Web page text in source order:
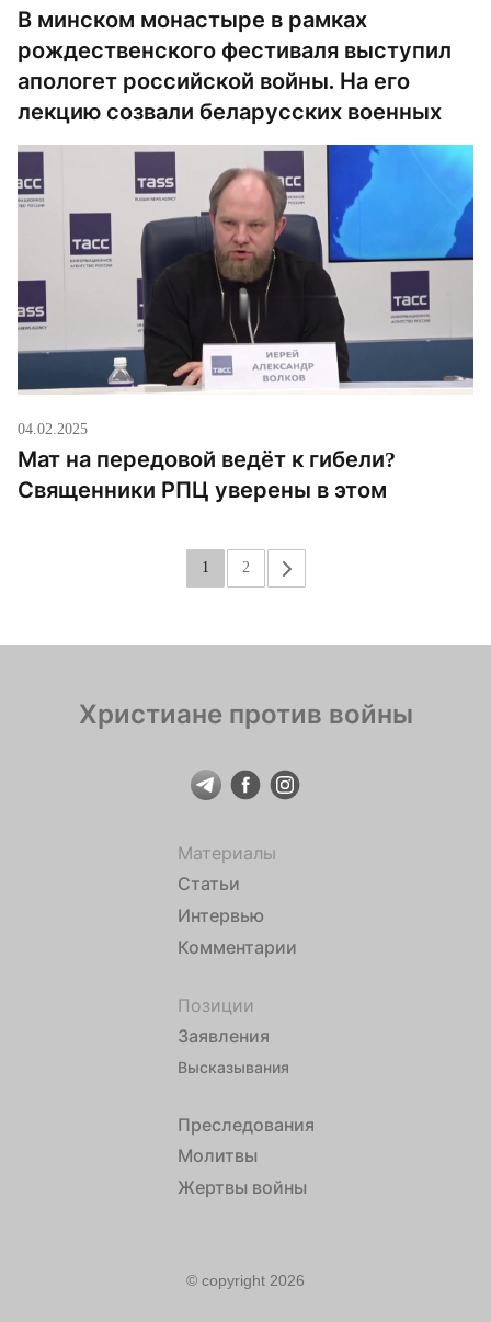
В минском монастыре в рамках
рождественского фестиваля выступил
апологет российской войны. На его
лекцию созвали беларусских военных
04.02.2025
Мат на передовой ведёт к гибели?
Священники РПЦ уверены в этом
1 2 »
Христиане против войны
Материалы
Статьи
Интервью
Комментарии
Позиции
Заявления
Высказывания
Преследования
Молитвы
Жертвы войны
© copyright 2026